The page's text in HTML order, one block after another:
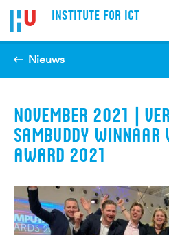
Spring naar pagina inhoud
INSTITUTE FOR ICT
Nieuws
NOVEMBER 2021 |
SAMBUDDY WINNAAR
AWARD 2021